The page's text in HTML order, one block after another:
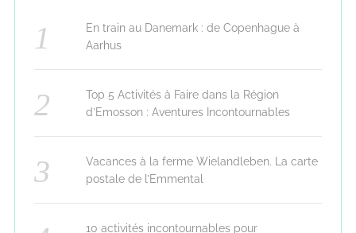
En train au Danemark : de Copenhague à
Aarhus
Top 5 Activités à Faire dans la Région
d’Emosson : Aventures Incontournables
Vacances à la ferme Wielandleben. La carte
postale de l’Emmental
10 activités incontournables pour